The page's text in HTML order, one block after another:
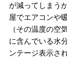
が減ってしまう
屋でエアコンや
（その温度の空
に含んでいる水
ンテージ表示さ